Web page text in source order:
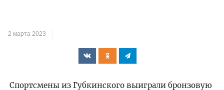
2 марта 2023
Спортсмены из Губкинского выиграли бронзовую